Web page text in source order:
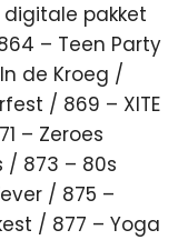
digitale pakket
– Teen Party
de Kroeg /
/ 869 – XITE
– Zeroes
/ 873 – 80s
/ 875 –
/ 877 – Yoga